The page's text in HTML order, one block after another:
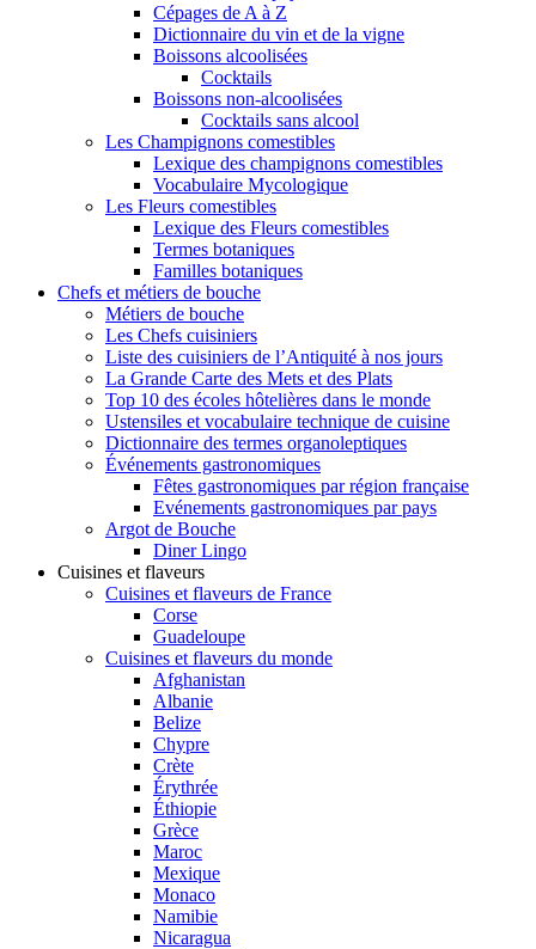
Cépages de A à Z
Dictionnaire du vin et de la vigne
Boissons alcoolisées
Cocktails
Boissons non-alcoolisées
Cocktails sans alcool
Les Champignons comestibles
Lexique des champignons comestibles
Vocabulaire Mycologique
Les Fleurs comestibles
Lexique des Fleurs comestibles
Termes botaniques
Familles botaniques
Chefs et métiers de bouche
Métiers de bouche
Les Chefs cuisiniers
Liste des cuisiniers de l’Antiquité à nos jours
La Grande Carte des Mets et des Plats
Top 10 des écoles hôtelières dans le monde
Ustensiles et vocabulaire technique de cuisine
Dictionnaire des termes organoleptiques
Événements gastronomiques
Fêtes gastronomiques par région française
Evénements gastronomiques par pays
Argot de Bouche
Diner Lingo
Cuisines et flaveurs
Cuisines et flaveurs de France
Corse
Guadeloupe
Cuisines et flaveurs du monde
Afghanistan
Albanie
Belize
Chypre
Crète
Érythrée
Éthiopie
Grèce
Maroc
Mexique
Monaco
Namibie
Nicaragua